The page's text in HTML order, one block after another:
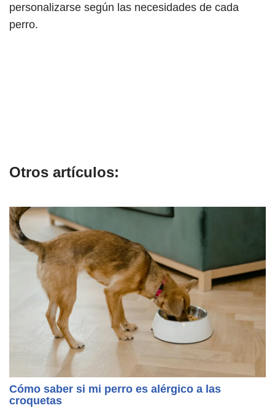
personalizarse según las necesidades de cada
perro.
Otros artículos:
Cómo saber si mi perro es alérgico a las
croquetas